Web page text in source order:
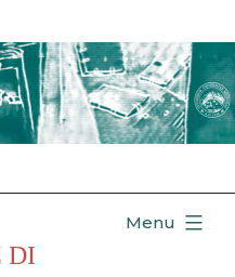
DI
Menu